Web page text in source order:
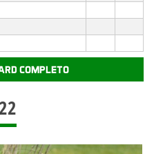
COMPLETO